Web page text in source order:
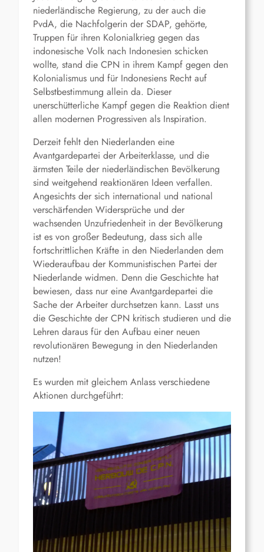
niederländische Regierung, zu der auch die
PvdA, die Nachfolgerin der SDAP, gehörte,
Truppen für ihren Kolonialkrieg gegen das
indonesische Volk nach Indonesien schicken
wollte, stand die CPN in ihrem Kampf gegen den
Kolonialismus und für Indonesiens Recht auf
Selbstbestimmung allein da. Dieser
unerschütterliche Kampf gegen die Reaktion dient
allen modernen Progressiven als Inspiration.
Derzeit fehlt den Niederlanden eine
Avantgardepartei der Arbeiterklasse, und die
ärmsten Teile der niederländischen Bevölkerung
sind weitgehend reaktionären Ideen verfallen.
Angesichts der sich international und national
verschärfenden Widersprüche und der
wachsenden Unzufriedenheit in der Bevölkerung
ist es von großer Bedeutung, dass sich alle
fortschrittlichen Kräfte in den Niederlanden dem
Wiederaufbau der Kommunistischen Partei der
Niederlande widmen. Denn die Geschichte hat
bewiesen, dass nur eine Avantgardepartei die
Sache der Arbeiter durchsetzen kann. Lasst uns
die Geschichte der CPN kritisch studieren und die
Lehren daraus für den Aufbau einer neuen
revolutionären Bewegung in den Niederlanden
nutzen!
Es wurden mit gleichem Anlass verschiedene
Aktionen durchgeführt: